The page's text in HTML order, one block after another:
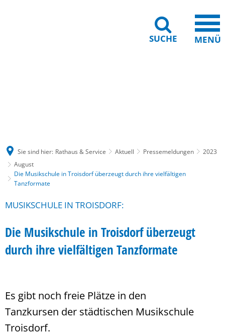
SUCHE MENÜ
Sie sind hier: Rathaus & Service Aktuell Pressemeldungen
2023
August
Die Musikschule in Troisdorf überzeugt durch ihre vielfältigen
Tanzformate
MUSIKSCHULE IN TROISDORF:
Die Musikschule in Troisdorf überzeugt
durch ihre vielfältigen Tanzformate
Es gibt noch freie Plätze in den
Tanzkursen der städtischen Musikschule
Troisdorf.